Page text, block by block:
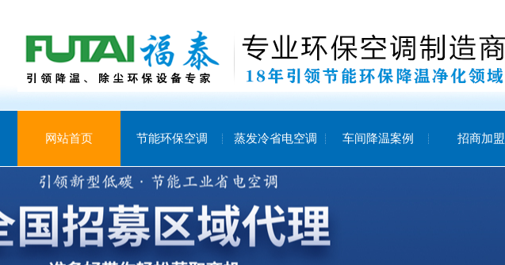
网站首页 节能环保空调 蒸发冷省电空调 车间降温案例 招商加盟